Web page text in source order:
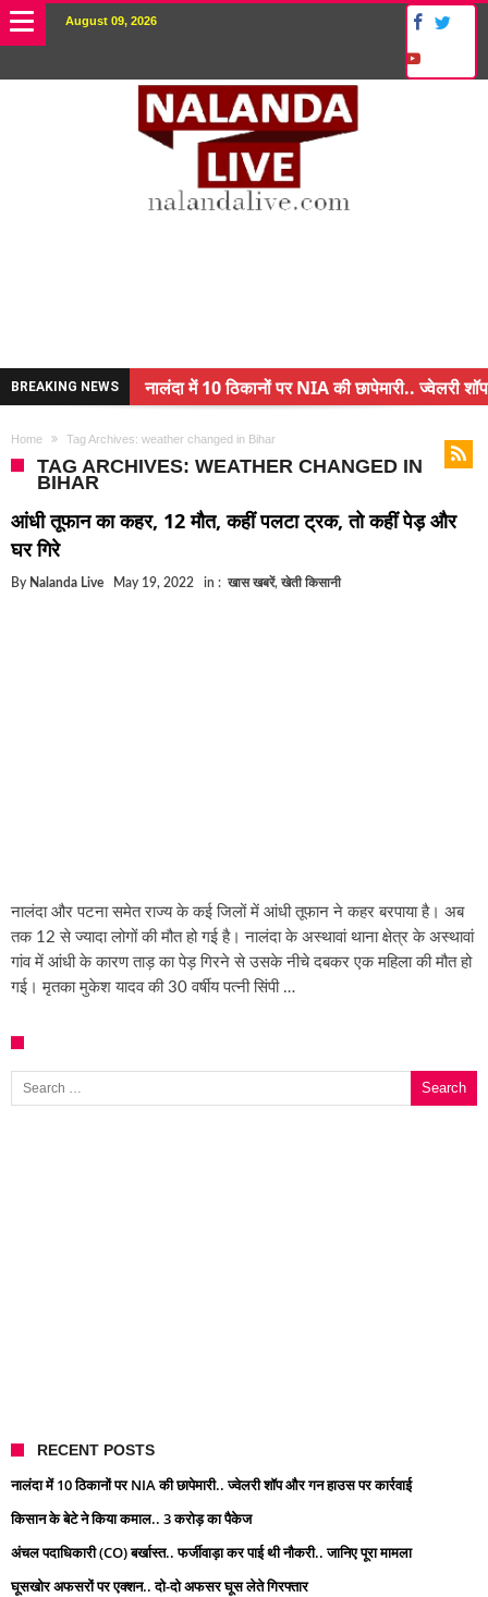
August 09, 2026
BREAKING NEWS
नालंदा में 10 ठिकानों पर NIA की छापेमारी.. ज्वेलरी शॉप
अंचल पदाधिकारी (CO) बर्खास्त.. फर्जीवाड़ा कर पाई थी
बिहार में एक और सिक्स लेन की मंजूरी.. जानिए किन-किन
क्रिकेटर ईशान किशन की शादी फिक्स, गर्लफ्रेंड से होगी
Home Tag Archives: weather changed in Bihar
TAG ARCHIVES: WEATHER CHANGED IN
BIHAR
आंधी तूफान का कहर, 12 मौत, कहीं पलटा ट्रक, तो कहीं पेड़ और
घर गिरे
By Nalanda Live May 19, 2022 in : खास खबरें, खेती किसानी
नालंदा और पटना समेत राज्य के कई जिलों में आंधी तूफान ने कहर बरपाया है। अब
तक 12 से ज्यादा लोगों की मौत हो गई है। नालंदा के अस्थावां थाना क्षेत्र के अस्थावां
गांव में आंधी के कारण ताड़ का पेड़ गिरने से उसके नीचे दबकर एक महिला की मौत हो
गई। मृतका मुकेश यादव की 30 वर्षीय पत्नी सिंपी …
Search for:
RECENT POSTS
नालंदा में 10 ठिकानों पर NIA की छापेमारी.. ज्वेलरी शॉप और गन हाउस पर कार्रवाई
किसान के बेटे ने किया कमाल.. 3 करोड़ का पैकेज
अंचल पदाधिकारी (CO) बर्खास्त.. फर्जीवाड़ा कर पाई थी नौकरी.. जानिए पूरा मामला
घूसखोर अफसरों पर एक्शन.. दो-दो अफसर घूस लेते गिरफ्तार